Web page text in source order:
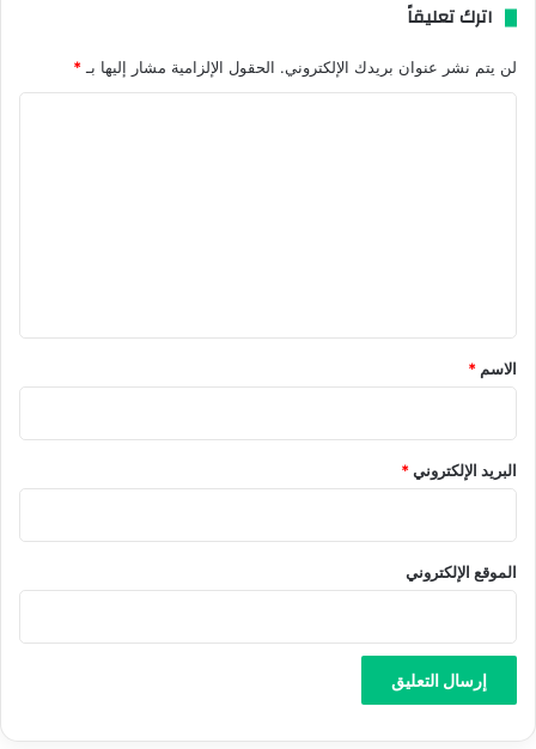
اترك تعليقاً
لن يتم نشر عنوان بريدك الإلكتروني. الحقول الإلزامية مشار إليها بـ *
*
الاسم *
البريد الإلكتروني*
الموقع الإلكتروني